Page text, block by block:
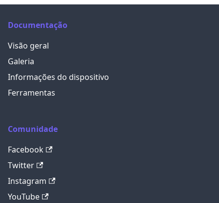
Documentação
Visão geral
Galeria
Informações do dispositivo
Ferramentas
Comunidade
Facebook
Twitter
Instagram
YouTube